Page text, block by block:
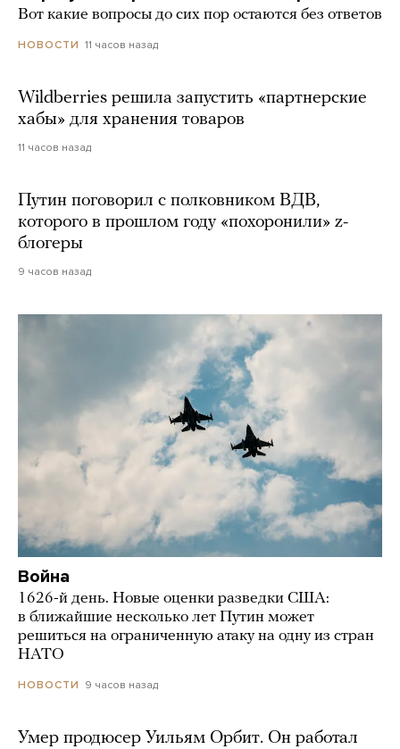
Вот какие вопросы до сих пор остаются без ответов
НОВОСТИ 11 часов назад
Wildberries решила запустить «партнерские
хабы» для хранения товаров
11 часов назад
Путин поговорил с полковником ВДВ,
которого в прошлом году «похоронили» z-
блогеры
9 часов назад
Война
1626-й день. Новые оценки разведки США:
в ближайшие несколько лет Путин может
решиться на ограниченную атаку на одну из стран
НАТО
НОВОСТИ 9 часов назад
Умер продюсер Уильям Орбит. Он работал